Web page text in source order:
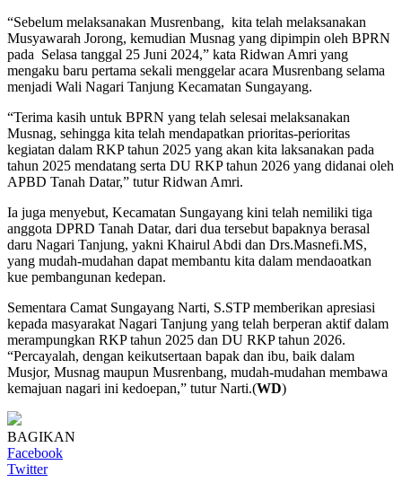
“Sebelum melaksanakan Musrenbang, kita telah melaksanakan
Musyawarah Jorong, kemudian Musnag yang dipimpin oleh BPRN
pada Selasa tanggal 25 Juni 2024,” kata Ridwan Amri yang
mengaku baru pertama sekali menggelar acara Musrenbang selama
menjadi Wali Nagari Tanjung Kecamatan Sungayang.
“Terima kasih untuk BPRN yang telah selesai melaksanakan
Musnag, sehingga kita telah mendapatkan prioritas-perioritas
kegiatan dalam RKP tahun 2025 yang akan kita laksanakan pada
tahun 2025 mendatang serta DU RKP tahun 2026 yang didanai oleh
APBD Tanah Datar,” tutur Ridwan Amri.
Ia juga menyebut, Kecamatan Sungayang kini telah nemiliki tiga
anggota DPRD Tanah Datar, dari dua tersebut bapaknya berasal
daru Nagari Tanjung, yakni Khairul Abdi dan Drs.Masnefi.MS,
yang mudah-mudahan dapat membantu kita dalam mendaoatkan
kue pembangunan kedepan.
Sementara Camat Sungayang Narti, S.STP memberikan apresiasi
kepada masyarakat Nagari Tanjung yang telah berperan aktif dalam
merampungkan RKP tahun 2025 dan DU RKP tahun 2026.
“Percayalah, dengan keikutsertaan bapak dan ibu, baik dalam
Musjor, Musnag maupun Musrenbang, mudah-mudahan membawa
kemajuan nagari ini kedoepan,” tutur Narti.(WD)
BAGIKAN
Facebook
Twitter